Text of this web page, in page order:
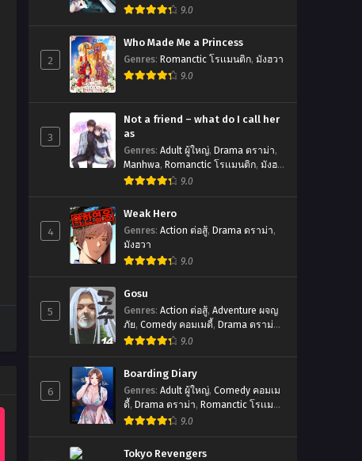
Romanctic โรเเมนติก
9.0
2
Who Made Me a Princess
Genres: Romanctic โรเเมนติก, มังฮวา
9.0
3
Not a friend – what do I call her
as
Genres: Adult ผู้ใหญ่, Drama ดราม่า,
Manhwa, Romanctic โรเเมนติก, มังฮ
วา
9.0
4
Weak Hero
Genres: Action ต่อสู้, Drama ดราม่า,
มังฮวา
9.0
5
Gosu
Genres: Action ต่อสู้, Adventure ผจญ
ภัย, Comedy คอมเมดี้, Drama ดราม่า,
มังฮวา
9.0
6
Boarding Diary
Genres: Adult ผู้ใหญ่, Comedy คอมเม
ดี้, Drama ดราม่า, Romanctic โรเเมน
ติก
9.0
Tokyo Revengers